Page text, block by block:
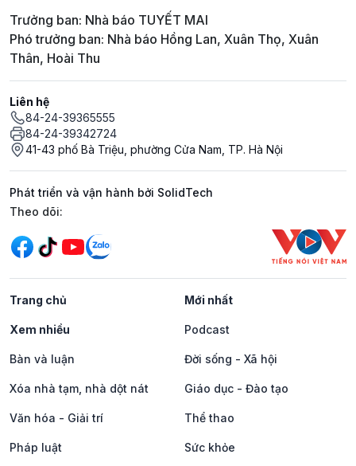
Trưởng ban: Nhà báo TUYẾT MAI
Phó trưởng ban: Nhà báo Hồng Lan, Xuân Thọ, Xuân
Thân, Hoài Thu
Liên hệ
84-24-39365555
84-24-39342724
41-43 phố Bà Triệu, phường Cửa Nam, TP. Hà Nội
Phát triển và vận hành bởi SolidTech
Mạng xã hội
Theo dõi:
Trang chủ Mới nhất
Xem nhiều Podcast
Bàn và luận Đời sống - Xã hội
Xóa nhà tạm, nhà dột nát Giáo dục - Đào tạo
Văn hóa - Giải trí Thể thao
Pháp luật Sức khỏe